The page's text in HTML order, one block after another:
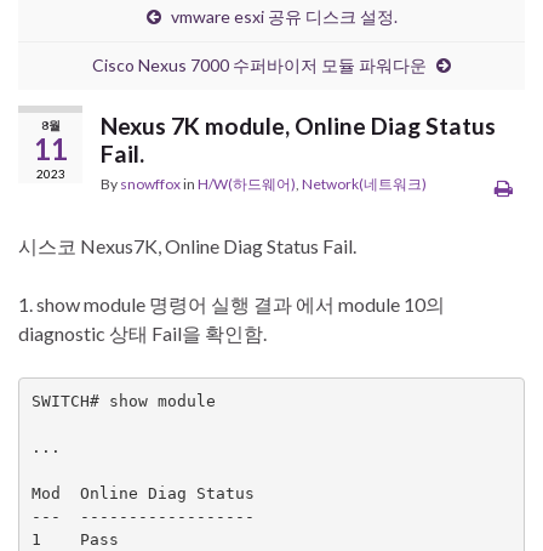
vmware esxi 공유 디스크 설정.
Cisco Nexus 7000 수퍼바이저 모듈 파워다운
8월
11
2023
Nexus 7K module, Online Diag Status
Fail.
By snowffoxin H/W(하드웨어) Network(네트워크)
시스코 Nexus7K, Online Diag Status Fail.
1. show module 명령어 실행 결과 에서 module 10의
diagnostic 상태 Fail을 확인함.
SWITCH# show module
...
Mod  Online Diag Status
---  ------------------
1    Pass